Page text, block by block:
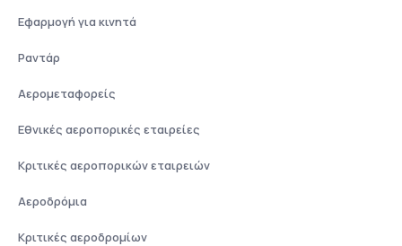
Εφαρμογή για κινητά
Ραντάρ
Αερομεταφορείς
Εθνικές αεροπορικές εταιρείες
Κριτικές αεροπορικών εταιρειών
Αεροδρόμια
Κριτικές αεροδρομίων